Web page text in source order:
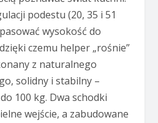
podestu (20, 35 i 51
wysokość do
czemu helper „rośnie”
z naturalnego
solidny i stabilny –
100 kg. Dwa schodki
wejście, a zabudowane